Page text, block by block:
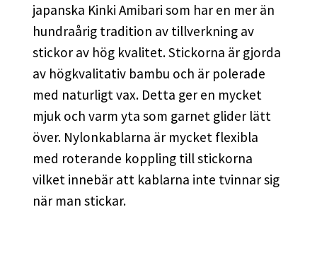
japanska Kinki Amibari som har en mer än
hundraårig tradition av tillverkning av
stickor av hög kvalitet. Stickorna är gjorda
av högkvalitativ bambu och är polerade
med naturligt vax. Detta ger en mycket
mjuk och varm yta som garnet glider lätt
över. Nylonkablarna är mycket flexibla
med roterande koppling till stickorna
vilket innebär att kablarna inte tvinnar sig
när man stickar.